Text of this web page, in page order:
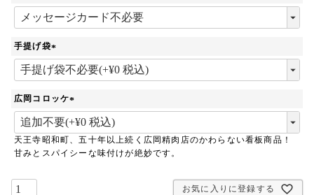
手提げ袋
(
必
)
広岡コロッケ
必
須
)
天王寺昭和町、五十年以上続く広岡精肉店のかわらない看板商品！
甘みとスパイシーな味付けが絶妙です。
お気に入りに登録する